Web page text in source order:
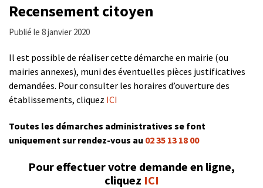
Recensement citoyen
Publié le 8 janvier 2020
Il est possible de réaliser cette démarche en mairie (ou
mairies annexes), muni des éventuelles pièces justificatives
demandées. Pour consulter les horaires d’ouverture des
établissements, cliquez ICI
Toutes les démarches administratives se font
uniquement sur rendez-vous au 02 35 13 18 00
Pour effectuer votre demande en ligne,
cliquez ICI